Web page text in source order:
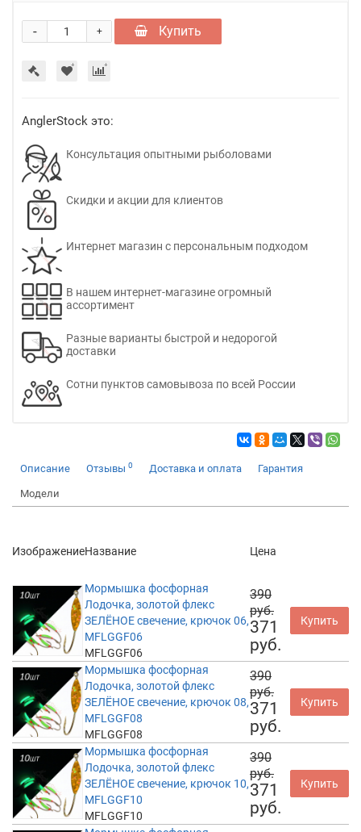
+
- Купить
AnglerStock это:
Консультация опытными рыболовами
Скидки и акции для клиентов
Интернет магазин с персональным подходом
В нашем интернет-магазине огромный
ассортимент
Разные варианты быстрой и недорогой
доставки
Сотни пунктов самовывоза по всей России
Описание Отзывы 0 Доставка и оплата Гарантия
Модели
ИзображениеНазвание Цена
Мормышка фосфорная
Лодочка, золотой флекс
ЗЕЛЁНОЕ свечение, крючок 06,
MFLGGF06
MFLGGF06
390
руб.
371
руб.
Купить
Мормышка фосфорная
Лодочка, золотой флекс
ЗЕЛЁНОЕ свечение, крючок 08,
MFLGGF08
MFLGGF08
390
руб.
371
руб.
Купить
Мормышка фосфорная
Лодочка, золотой флекс
ЗЕЛЁНОЕ свечение, крючок 10,
MFLGGF10
MFLGGF10
390
руб.
371
руб.
Купить